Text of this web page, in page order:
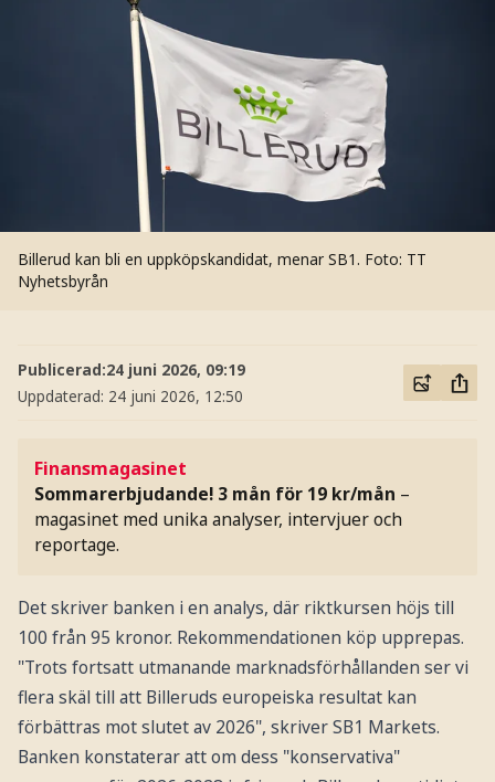
Billerud kan bli en uppköpskandidat, menar SB1. Foto: TT
Nyhetsbyrån
Publicerad:24 juni 2026, 09:19
Uppdaterad: 24 juni 2026, 12:50
Finansmagasinet
Sommarerbjudande! 3 mån för 19 kr/mån –
magasinet med unika analyser, intervjuer och
reportage.
Det skriver banken i en analys, där riktkursen höjs till
100 från 95 kronor. Rekommendationen köp upprepas.
"Trots fortsatt utmanande marknadsförhållanden ser vi
flera skäl till att Billeruds europeiska resultat kan
förbättras mot slutet av 2026", skriver SB1 Markets.
Banken konstaterar att om dess "konservativa"